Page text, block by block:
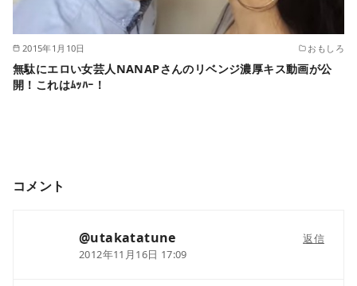
2015年1月10日 おもしろ
無駄にエロい女芸人NANAPさんのリベンジ濃厚キス動画が公
開！これはﾑｯﾊｰ！
コメント
@utakatatune
2012年11月16日 17:09
返信